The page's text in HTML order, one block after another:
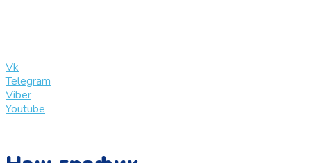
Vk
Telegram
Viber
Youtube